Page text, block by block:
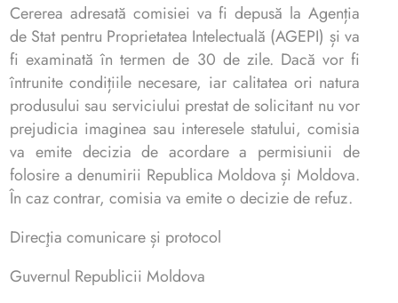
Cererea adresată comisiei va fi depusă la Agenția
de Stat pentru Proprietatea Intelectuală (AGEPI) și va
fi examinată în termen de 30 de zile. Dacă vor fi
întrunite condițiile necesare, iar calitatea ori natura
produsului sau serviciului prestat de solicitant nu vor
prejudicia imaginea sau interesele statului, comisia
va emite decizia de acordare a permisiunii de
folosire a denumirii Republica Moldova și Moldova.
În caz contrar, comisia va emite o decizie de refuz.
Direcţia comunicare și protocol
Guvernul Republicii Moldova